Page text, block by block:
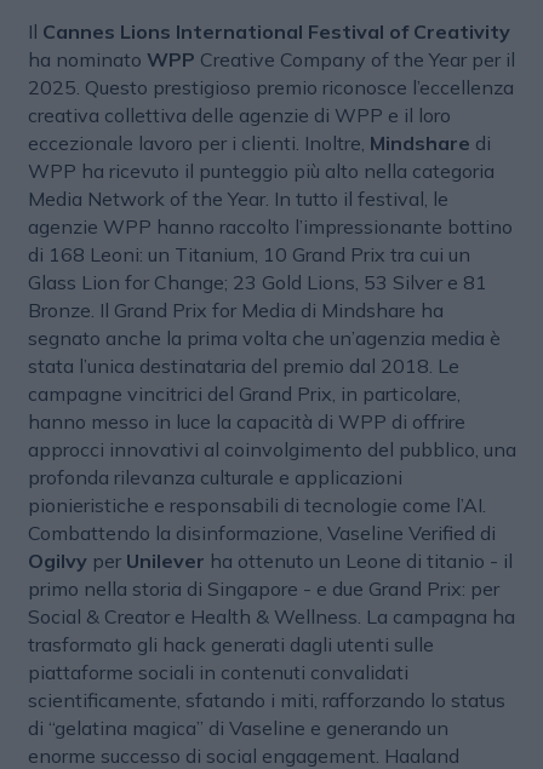
Il Cannes Lions International Festival of Creativity
ha nominato WPP Creative Company of the Year per il
2025. Questo prestigioso premio riconosce l’eccellenza
creativa collettiva delle agenzie di WPP e il loro
eccezionale lavoro per i clienti. Inoltre, Mindshare di
WPP ha ricevuto il punteggio più alto nella categoria
Media Network of the Year. In tutto il festival, le
agenzie WPP hanno raccolto l’impressionante bottino
di 168 Leoni: un Titanium, 10 Grand Prix tra cui un
Glass Lion for Change; 23 Gold Lions, 53 Silver e 81
Bronze. Il Grand Prix for Media di Mindshare ha
segnato anche la prima volta che un’agenzia media è
stata l’unica destinataria del premio dal 2018. Le
campagne vincitrici del Grand Prix, in particolare,
hanno messo in luce la capacità di WPP di offrire
approcci innovativi al coinvolgimento del pubblico, una
profonda rilevanza culturale e applicazioni
pionieristiche e responsabili di tecnologie come l’AI.
Combattendo la disinformazione, Vaseline Verified di
Ogilvyper Unilever ha ottenuto un Leone di titanio - il
primo nella storia di Singapore - e due Grand Prix: per
Social & Creator e Health & Wellness. La campagna ha
trasformato gli hack generati dagli utenti sulle
piattaforme sociali in contenuti convalidati
scientificamente, sfatando i miti, rafforzando lo status
di “gelatina magica” di Vaseline e generando un
enorme successo di social engagement. Haaland